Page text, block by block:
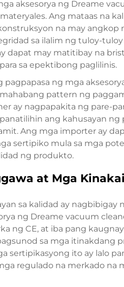
aksesorya ng Dreame
Ang mataas na
na may angkop
sa ilalim ng tuloy-tuloy
dapat may matitibay na
sa epektibong paglilinis.
pagpapasa ng mga
pattern ng
ay nagpapakita ng pare-
ang kahusayan ng
Ang mga importer ay
sertipiko mula sa mga
ng produkto.
at Mga
sa kalidad ay nagbibigay
ng Dreame vacuum
ng CE, at iba pang
sa mga itinakdang
sertipikasyong ito ay lalo
regulado na merkado na